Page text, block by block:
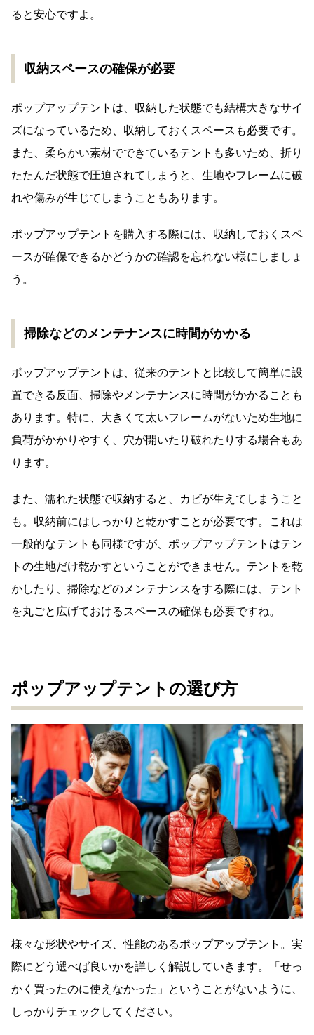
ると安心ですよ。
収納スペースの確保が必要
ポップアップテントは、収納した状態でも結構大きなサイ
ズになっているため、収納しておくスペースも必要です。
また、柔らかい素材でできているテントも多いため、折り
たたんだ状態で圧迫されてしまうと、生地やフレームに破
れや傷みが生じてしまうこともあります。
ポップアップテントを購入する際には、収納しておくスペ
ースが確保できるかどうかの確認を忘れない様にしましょ
う。
掃除などのメンテナンスに時間がかかる
ポップアップテントは、従来のテントと比較して簡単に設
置できる反面、掃除やメンテナンスに時間がかかることも
あります。特に、大きくて太いフレームがないため生地に
負荷がかかりやすく、穴が開いたり破れたりする場合もあ
ります。
また、濡れた状態で収納すると、カビが生えてしまうこと
も。収納前にはしっかりと乾かすことが必要です。これは
一般的なテントも同様ですが、ポップアップテントはテン
トの生地だけ乾かすということができません。テントを乾
かしたり、掃除などのメンテナンスをする際には、テント
を丸ごと広げておけるスペースの確保も必要ですね。
ポップアップテントの選び方
様々な形状やサイズ、性能のあるポップアップテント。実
際にどう選べば良いかを詳しく解説していきます。「せっ
かく買ったのに使えなかった」ということがないように、
しっかりチェックしてください。